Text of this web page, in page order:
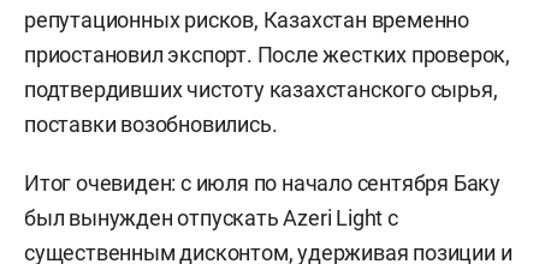
репутационных рисков, Казахстан временно
приостановил экспорт. После жестких проверок,
подтвердивших чистоту казахстанского сырья,
поставки возобновились.
Итог очевиден: с июля по начало сентября Баку
был вынужден отпускать Azeri Light с
существенным дисконтом, удерживая позиции и